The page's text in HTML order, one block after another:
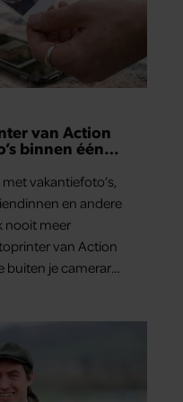
van Action
binnen één
vakantiefoto’s,
en andere
nooit meer
van Action
buiten je camerarol.